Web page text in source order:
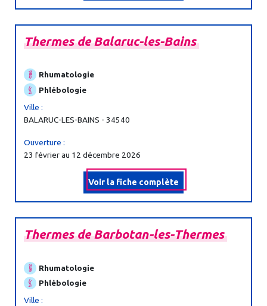
ThermesdeBalaruc-les-Bains
Rhumatologie
Phlébologie
Ville :
BALARUC-LES-BAINS - 34540
Ouverture :
23 février au 12 décembre 2026
Voir la fiche complète
ThermesdeBarbotan-les-Thermes
Rhumatologie
Phlébologie
Ville :